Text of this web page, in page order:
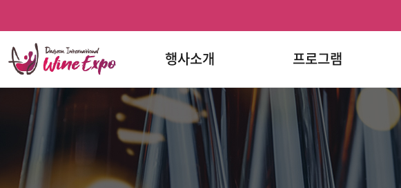
건너뛰기
행사소개 프로그램
한눈에
보기
페이스북
인스타그램